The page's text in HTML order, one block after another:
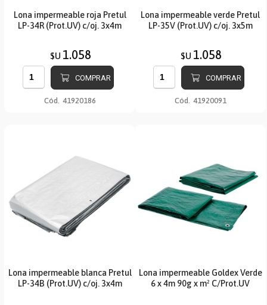
Lona impermeable roja Pretul
LP-34R (Prot.UV) c/oj. 3x4m
$U 1.058
COMPRAR
Cód. 41920186
Lona impermeable verde Pretul
LP-35V (Prot.UV) c/oj. 3x5m
$U 1.058
COMPRAR
Cód. 41920091
Lona impermeable blanca Pretul
LP-34B (Prot.UV) c/oj. 3x4m
Lona impermeable Goldex Verde
6 x 4m 90g x m² C/Prot.UV